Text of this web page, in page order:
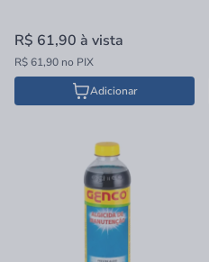
R$ 61,90 à vista
R$ 61,90 no PIX
Adicionar